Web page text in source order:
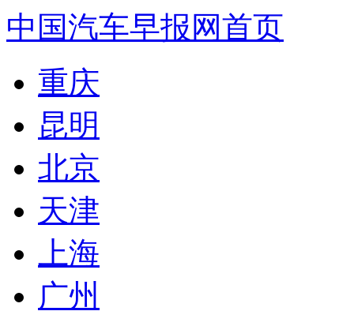
中国汽车早报网首页
重庆
昆明
北京
天津
上海
广州